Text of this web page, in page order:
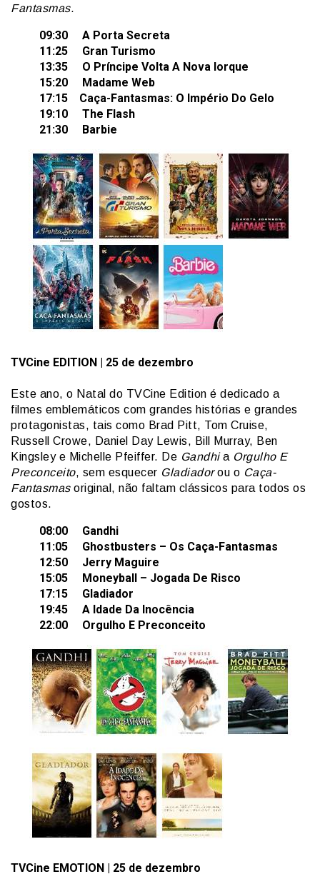
Fantasmas.
09:30 A Porta Secreta
11:25 Gran Turismo
13:35 O Príncipe Volta A Nova Iorque
15:20 Madame Web
17:15 Caça-Fantasmas: O Império Do Gelo
19:10 The Flash
21:30 Barbie
TVCine EDITION | 25 de dezembro
Este ano, o Natal do TVCine Edition é dedicado a
filmes emblemáticos com grandes histórias e grandes
protagonistas, tais como Brad Pitt, Tom Cruise,
Russell Crowe, Daniel Day Lewis, Bill Murray, Ben
Kingsley e Michelle Pfeiffer. De Gandhia Orgulho E
Preconceito, sem esquecer Gladiadorou o Caça-
Fantasmas original, não faltam clássicos para todos os
gostos.
08:00 Gandhi
11:05 Ghostbusters – Os Caça-Fantasmas
12:50 Jerry Maguire
15:05 Moneyball – Jogada De Risco
17:15 Gladiador
19:45 A Idade Da Inocência
22:00 Orgulho E Preconceito
TVCine EMOTION | 25 de dezembro